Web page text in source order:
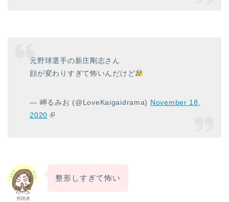
元野球選手の新庄剛志さん
顔が変わりすぎて怖いんだけど
— 岬るみお (@LoveKaigaidrama) November 18,
2020
視聴者
整形しすぎて怖い